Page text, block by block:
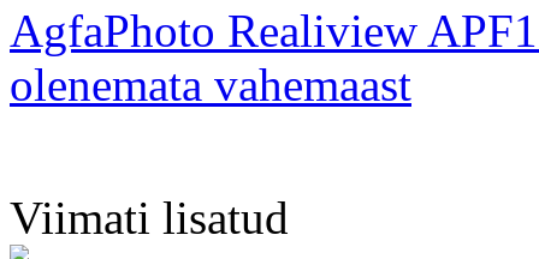
AgfaPhoto Realiview
olenemata vahemaast
Viimati lisatud